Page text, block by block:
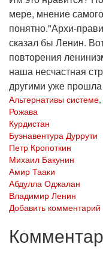
мере, мнение
понятно."Архи-
сказал бы Ленин.
повторения
наша несчастная
другими уже прошла
Альтернативы системе,
Рожава
Курдистан
Буэнавентура Дуррути
Петр Кропоткин
Михаил Бакунин
Амир Тааки
Абдулла Оджалан
Владимир Ленин
Добавить комментарий